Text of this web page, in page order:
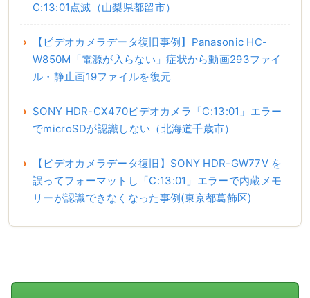
C:13:01点滅（山梨県都留市）
【ビデオカメラデータ復旧事例】Panasonic HC-
W850M「電源が入らない」症状から動画293ファイ
ル・静止画19ファイルを復元
SONY HDR-CX470ビデオカメラ「C:13:01」エラー
でmicroSDが認識しない（北海道千歳市）
【ビデオカメラデータ復旧】SONY HDR-GW77V を
誤ってフォーマットし「C:13:01」エラーで内蔵メモ
リーが認識できなくなった事例(東京都葛飾区)